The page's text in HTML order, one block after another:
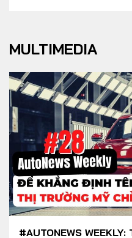
MULTIMEDIA
#AUTONEWS